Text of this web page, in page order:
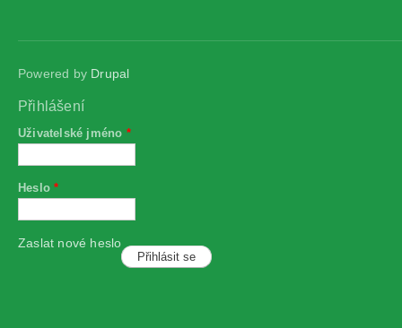
Powered by Drupal
Přihlášení
Uživatelské jméno *
Heslo*
Zaslat nové heslo